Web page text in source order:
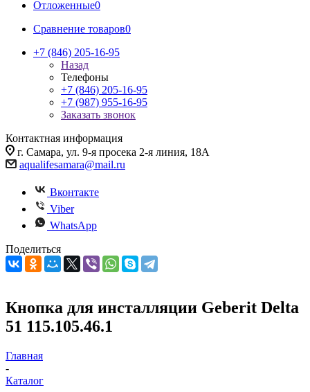
Отложенные0
Сравнение товаров0
+7 (846) 205-16-95
Назад
Телефоны
+7 (846) 205-16-95
+7 (987) 955-16-95
Заказать звонок
Контактная информация
г. Самара, ул. 9-я просека 2-я линия, 18А
aqualifesamara@mail.ru
Вконтакте
Viber
WhatsApp
Поделиться
Кнопка для инсталляции Geberit Delta
51 115.105.46.1
Главная
-
Каталог